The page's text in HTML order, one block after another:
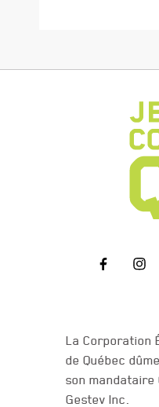
La Corporation
de Québec
son mandataire
Gestev Inc.